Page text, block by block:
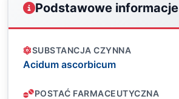
Podstawowe informacje
SUBSTANCJA CZYNNA
Acidum ascorbicum
POSTAĆ FARMACEUTYCZNA